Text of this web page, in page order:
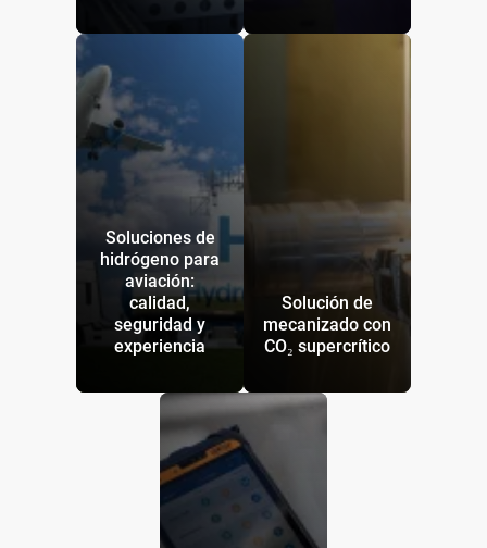
Soluciones de
hidrógeno para
aviación:
calidad,
seguridad y
experiencia
Solución de
mecanizado con
CO₂ supercrítico